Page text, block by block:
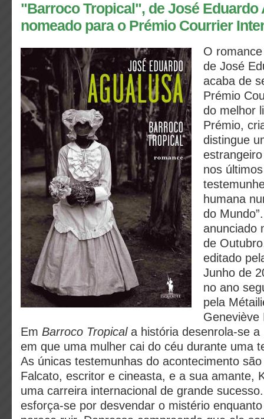
"Barroco Tropical", de José Eduardo
nomeado para o Prémio Courrier
O
de José
acaba de
Prémio
do melhor
Prémio,
distingue
nos
humana
do
anunciado
de
editado
Junho de
no ano
pela
Geneviève
Em Barroco Tropicala história desenrola-se a
em que uma mulher cai do céu durante uma
As únicas testemunhas do acontecimento
Falcato, escritor e cineasta, e a sua amante,
uma carreira internacional de grande
esforça-se por desvendar o mistério